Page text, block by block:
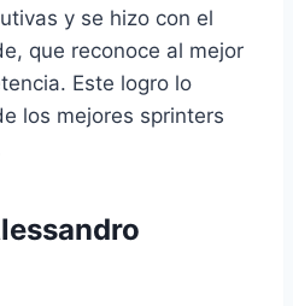
y se hizo con el
que reconoce al mejor
Este logro lo
los mejores sprinters